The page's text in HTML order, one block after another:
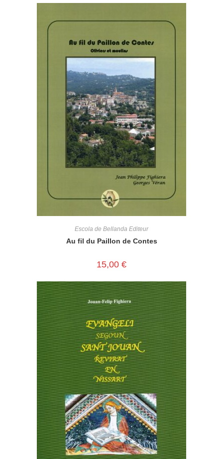
Escola de Bellanda Editeur
Au fil du Paillon de Contes
15,00 €